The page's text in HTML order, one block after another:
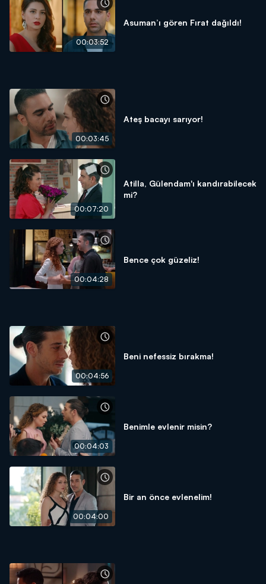
00:03:52
Asuman’ı gören Fırat dağıldı!
00:03:45
Ateş bacayı sarıyor!
00:07:20
Atilla, Gülendam'ı kandırabilecek
mi?
00:04:28
Bence çok güzeliz!
00:04:56
Beni nefessiz bırakma!
00:04:03
Benimle evlenir misin?
00:04:00
Bir an önce evlenelim!